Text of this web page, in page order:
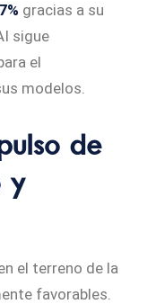
gracias a su
sigue
el
modelos.
de
y
el terreno de la
favorables.